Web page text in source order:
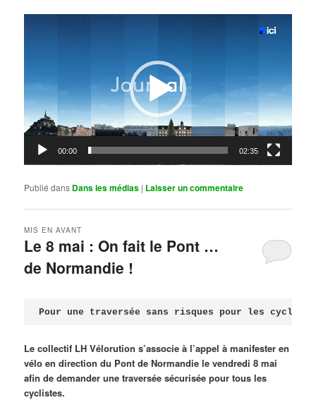
00:00 02:35
Publié dans Dans les médias | Laisser un commentaire
Le 8 mai : On fait le Pont …
de Normandie !
MIS EN AVANT
Pour une traversée sans risques pour les
Le collectif LH Vélorution s’associe à l’appel à manifester en
vélo en direction du Pont de Normandie le vendredi 8 mai
afin de demander une traversée sécurisée pour tous les
cyclistes.